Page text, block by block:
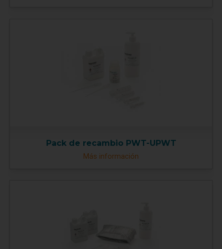
Pack de recambio PWT-UPWT
Más información